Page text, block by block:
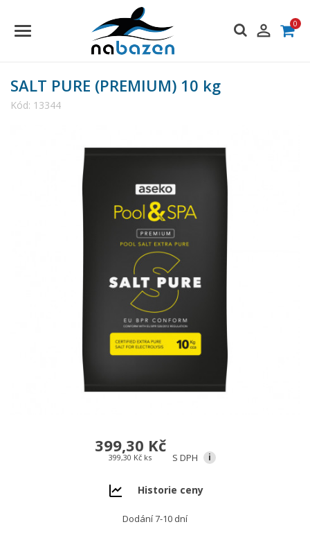
 0
SALT PURE (PREMIUM) 10 kg
Kód: 13344
399,30 Kč
399,30 Kč ks S DPH i
Historie ceny
Dodání 7-10 dní